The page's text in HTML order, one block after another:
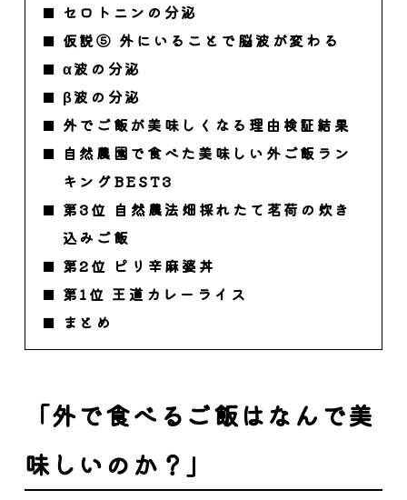
セロトニンの分泌
仮説⑤ 外にいることで脳波が変わる
α波の分泌
β波の分泌
外でご飯が美味しくなる理由検証結果
自然農園で食べた美味しい外ご飯ラン
キングBEST3
第3位 自然農法畑採れたて茗荷の炊き
込みご飯
第2位 ピリ辛麻婆丼
第1位 王道カレーライス
まとめ
「外で食べるご飯はなんで美
味しいのか？」